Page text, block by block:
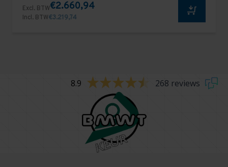
Excl. BTW€2.660,94
Incl. BTW€3.219,74
8.9 268 reviews